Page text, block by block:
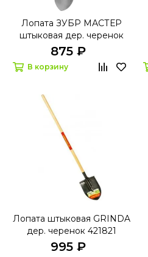
Лопата ЗУБР МАСТЕР
штыковая дер. черенок
875 ₽
В корзину
Лопата штыковая GRINDA
дер. черенок 421821
995 ₽